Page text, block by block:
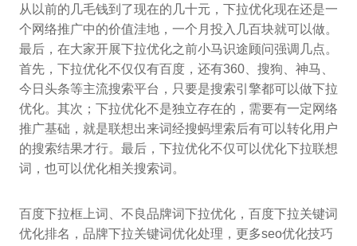
从以前的几毛钱到了现在的几十元，下拉优化现在还是一
个网络推广中的价值洼地，一个月投入几百块就可以做。
最后，在大家开展下拉优化之前小马识途顾问强调几点。
首先，下拉优化不仅仅有百度，还有360、搜狗、神马、
今日头条等主流搜索平台，只要是搜索引擎都可以做下拉
优化。其次；下拉优化不是独立存在的，需要有一定网络
推广基础，就是联想出来词经搜蚂埋索后有可以转化用户
的搜索结果才行。最后，下拉优化不仅可以优化下拉联想
词，也可以优化相关搜索词。
百度下拉框上词、不良品牌词下拉优化，百度下拉关键词
优化排名，品牌下拉关键词优化处理，更多seo优化技巧